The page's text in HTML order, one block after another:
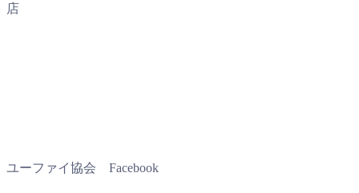
店
ユーファイ協会 Facebook